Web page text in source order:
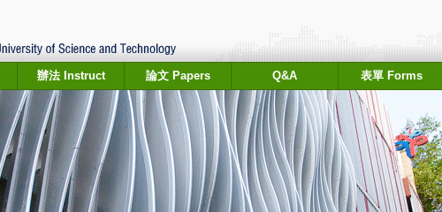
辦法 Instruct 論文 Papers Q&A 表單 Forms